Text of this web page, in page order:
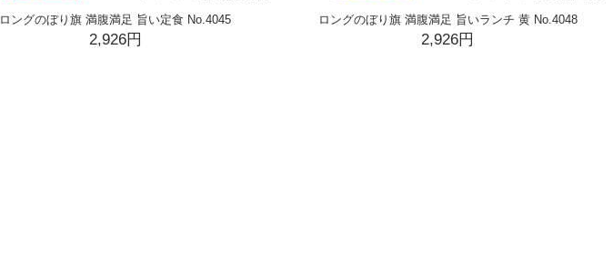
ロングのぼり旗 満腹満足 旨い定食 No.4045
2,926円
ロングのぼり旗 満腹満足 旨いランチ 黄 No.4048
2,926円